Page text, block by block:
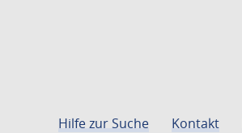
Hilfe zur Suche Kontakt